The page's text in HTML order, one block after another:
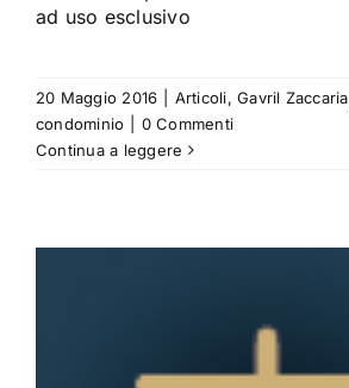
ad uso esclusivo
20 Maggio 2016 Articoli,Gavril Zaccaria
condominio
0 Commenti
Continua a leggere